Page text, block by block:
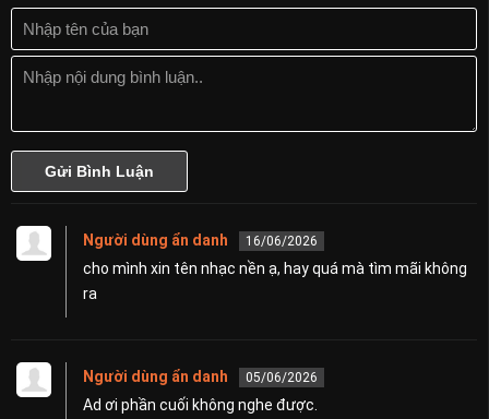
Người dùng ẩn danh 16/06/2026
cho mình xin tên nhạc nền ạ, hay quá mà tìm mãi không
ra
Người dùng ẩn danh 05/06/2026
Ad ơi phần cuối không nghe được.